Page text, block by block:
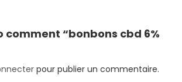
comment “bonbons cbd 6%
pour publier un commentaire.